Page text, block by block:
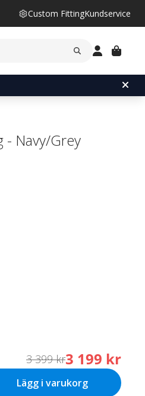
Custom FittingKundservice
- Navy/Grey
3 399 kr3 199 kr
Lägg i varukorg